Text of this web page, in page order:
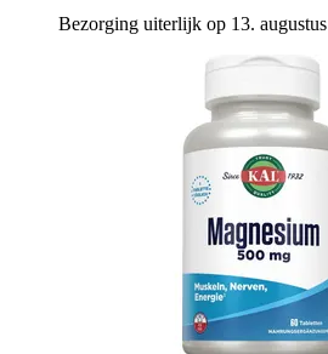
Bezorging uiterlijk op 13. augustus